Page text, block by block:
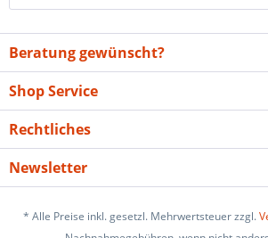
Beratung gewünscht?
Shop Service
Rechtliches
Newsletter
* Alle Preise inkl. gesetzl. Mehrwertsteuer zzgl.